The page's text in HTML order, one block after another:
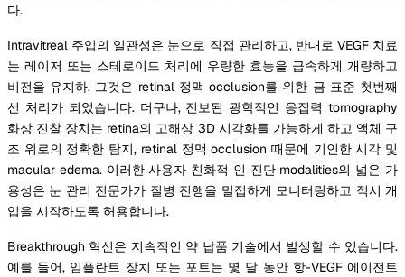
다.
Intravitreal 주입의 일관성은 눈으로 직접 관리하고, 반대로 VEGF 치료
는 레이저 또는 스테로이드 처리에 우량한 효능을 급속하게 개량하고
비전을 유지하. 그것은 retinal 정맥 occlusion를 위한 금 표준 첫번째
선 처리가 되었습니다. 더구나, 진보된 광학적인 응집력 tomography
화상 진찰 장치는 retina의 고해상 3D 시각화를 가능하게 하고 액체 구
조 위로의 정확한 탐지, retinal 정맥 occlusion 때문에 기인한 시각 및
macular edema. 이러한 사용자 친화적 인 진단 modalities의 넓은 가
용성은 눈 관리 전문가가 질병 진행을 밀접하게 모니터링하고 적시 개
입을 시작하도록 허용합니다.
Breakthrough 혁신은 지속적인 약 납품 기술에서 발생할 수 있습니다.
예를 들어, 임플란트 장치 또는 포트는 몇 달 동안 항-VEGF 에이전트